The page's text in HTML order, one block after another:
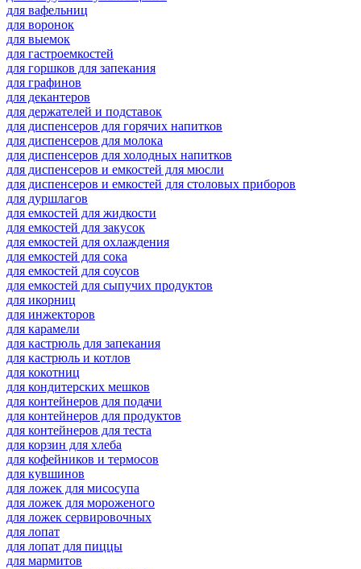
для вафельниц
для воронок
для выемок
для гастроемкостей
для горшков для запекания
для графинов
для декантеров
для держателей и подставок
для диспенсеров для горячих напитков
для диспенсеров для молока
для диспенсеров для холодных напитков
для диспенсеров и емкостей для мюсли
для диспенсеров и емкостей для столовых приборов
для дуршлагов
для емкостей для жидкости
для емкостей для закусок
для емкостей для охлаждения
для емкостей для сока
для емкостей для соусов
для емкостей для сыпучих продуктов
для икорниц
для инжекторов
для карамели
для кастрюль для запекания
для кастрюль и котлов
для кокотниц
для кондитерских мешков
для контейнеров для подачи
для контейнеров для продуктов
для контейнеров для теста
для корзин для хлеба
для кофейников и термосов
для кувшинов
для ложек для мисосупа
для ложек для мороженого
для ложек сервировочных
для лопат
для лопат для пиццы
для мармитов